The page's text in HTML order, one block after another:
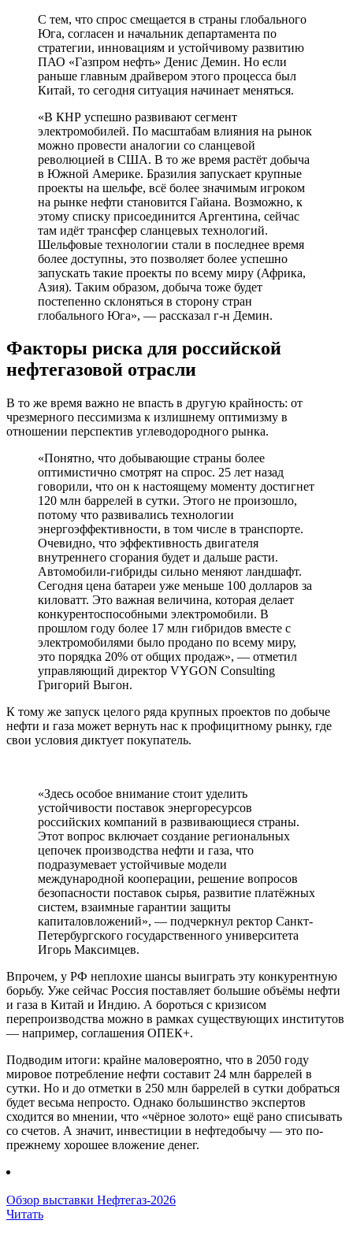
С тем, что спрос смещается в страны глобального
Юга, согласен и начальник департамента по
стратегии, инновациям и устойчивому развитию
ПАО «Газпром нефть» Денис Демин. Но если
раньше главным драйвером этого процесса был
Китай, то сегодня ситуация начинает меняться.
«В КНР успешно развивают сегмент
электромобилей. По масштабам влияния на рынок
можно провести аналогии со сланцевой
революцией в США. В то же время растёт добыча
в Южной Америке. Бразилия запускает крупные
проекты на шельфе, всё более значимым игроком
на рынке нефти становится Гайана. Возможно, к
этому списку присоединится Аргентина, сейчас
там идёт трансфер сланцевых технологий.
Шельфовые технологии стали в последнее время
более доступны, это позволяет более успешно
запускать такие проекты по всему миру (Африка,
Азия). Таким образом, добыча тоже будет
постепенно склоняться в сторону стран
глобального Юга», — рассказал г-н Демин.
Факторы риска для российской
нефтегазовой отрасли
В то же время важно не впасть в другую крайность: от
чрезмерного пессимизма к излишнему оптимизму в
отношении перспектив углеводородного рынка.
«Понятно, что добывающие страны более
оптимистично смотрят на спрос. 25 лет назад
говорили, что он к настоящему моменту достигнет
120 млн баррелей в сутки. Этого не произошло,
потому что развивались технологии
энергоэффективности, в том числе в транспорте.
Очевидно, что эффективность двигателя
внутреннего сгорания будет и дальше расти.
Автомобили-гибриды сильно меняют ландшафт.
Сегодня цена батареи уже меньше 100 долларов за
киловатт. Это важная величина, которая делает
конкурентоспособными электромобили. В
прошлом году более 17 млн гибридов вместе с
электромобилями было продано по всему миру,
это порядка 20% от общих продаж», — отметил
управляющий директор VYGON Consulting
Григорий Выгон.
К тому же запуск целого ряда крупных проектов по добыче
нефти и газа может вернуть нас к профицитному рынку, где
свои условия диктует покупатель.
«Здесь особое внимание стоит уделить
устойчивости поставок энергоресурсов
российских компаний в развивающиеся страны.
Этот вопрос включает создание региональных
цепочек производства нефти и газа, что
подразумевает устойчивые модели
международной кооперации, решение вопросов
безопасности поставок сырья, развитие платёжных
систем, взаимные гарантии защиты
капиталовложений», — подчеркнул ректор Санкт-
Петербургского государственного университета
Игорь Максимцев.
Впрочем, у РФ неплохие шансы выиграть эту конкурентную
борьбу. Уже сейчас Россия поставляет большие объёмы нефти
и газа в Китай и Индию. А бороться с кризисом
перепроизводства можно в рамках существующих институтов
— например, соглашения ОПЕК+.
Подводим итоги: крайне маловероятно, что в 2050 году
мировое потребление нефти составит 24 млн баррелей в
сутки. Но и до отметки в 250 млн баррелей в сутки добраться
будет весьма непросто. Однако большинство экспертов
сходится во мнении, что «чёрное золото» ещё рано списывать
со счетов. А значит, инвестиции в нефтедобычу — это по-
прежнему хорошее вложение денег.
Обзор выставки Нефтегаз-2026
Читать